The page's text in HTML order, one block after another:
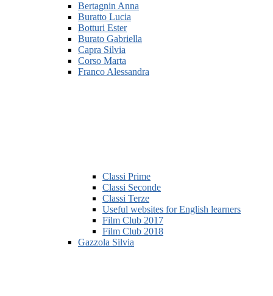
Bertagnin Anna
Buratto Lucia
Botturi Ester
Burato Gabriella
Capra Silvia
Corso Marta
Franco Alessandra
Classi Prime
Classi Seconde
Classi Terze
Useful websites for English learners
Film Club 2017
Film Club 2018
Gazzola Silvia